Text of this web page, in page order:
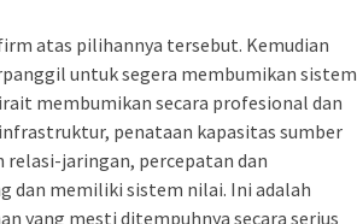
atas pilihannya tersebut. Kemudian
untuk segera membumikan sistem
membumikan secara profesional dan
penataan kapasitas sumber
relasi-jaringan, percepatan dan
dan memiliki sistem nilai. Ini adalah
yang mesti ditempuhnya secara serius